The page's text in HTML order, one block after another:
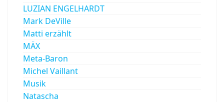
LUZIAN ENGELHARDT
Mark DeVille
Matti erzählt
MÄX
Meta-Baron
Michel Vaillant
Musik
Natascha